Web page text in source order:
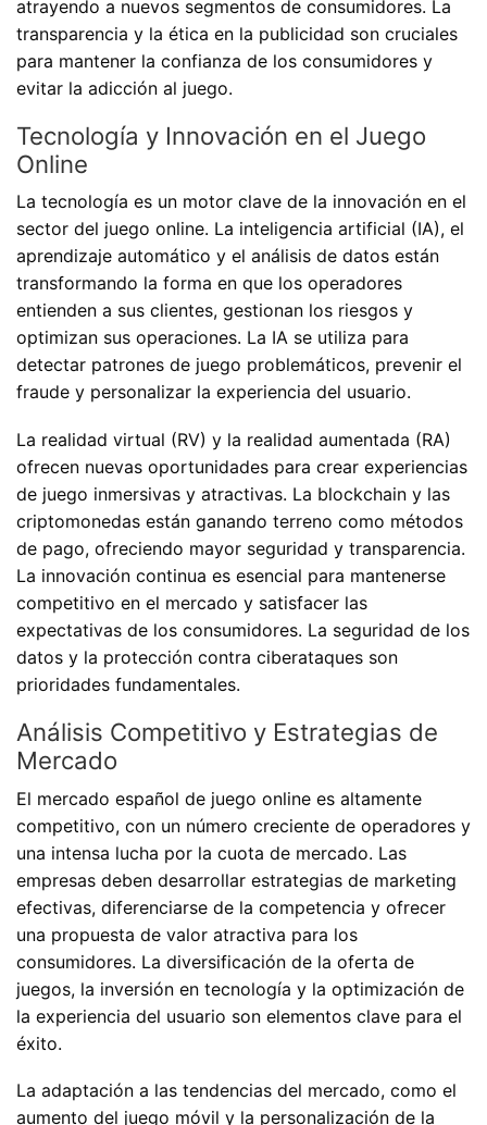
atrayendo a nuevos segmentos de consumidores. La
transparencia y la ética en la publicidad son cruciales
para mantener la confianza de los consumidores y
evitar la adicción al juego.
Tecnología y Innovación en el Juego
Online
La tecnología es un motor clave de la innovación en el
sector del juego online. La inteligencia artificial (IA), el
aprendizaje automático y el análisis de datos están
transformando la forma en que los operadores
entienden a sus clientes, gestionan los riesgos y
optimizan sus operaciones. La IA se utiliza para
detectar patrones de juego problemáticos, prevenir el
fraude y personalizar la experiencia del usuario.
La realidad virtual (RV) y la realidad aumentada (RA)
ofrecen nuevas oportunidades para crear experiencias
de juego inmersivas y atractivas. La blockchain y las
criptomonedas están ganando terreno como métodos
de pago, ofreciendo mayor seguridad y transparencia.
La innovación continua es esencial para mantenerse
competitivo en el mercado y satisfacer las
expectativas de los consumidores. La seguridad de los
datos y la protección contra ciberataques son
prioridades fundamentales.
Análisis Competitivo y Estrategias de
Mercado
El mercado español de juego online es altamente
competitivo, con un número creciente de operadores y
una intensa lucha por la cuota de mercado. Las
empresas deben desarrollar estrategias de marketing
efectivas, diferenciarse de la competencia y ofrecer
una propuesta de valor atractiva para los
consumidores. La diversificación de la oferta de
juegos, la inversión en tecnología y la optimización de
la experiencia del usuario son elementos clave para el
éxito.
La adaptación a las tendencias del mercado, como el
aumento del juego móvil y la personalización de la